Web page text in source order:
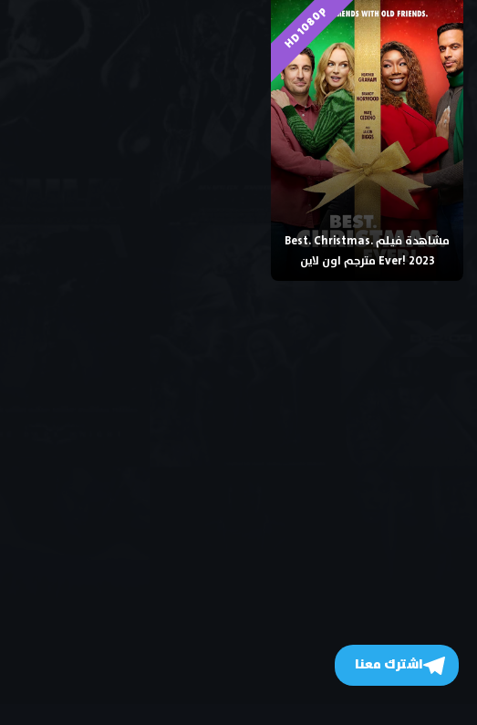
HD 1080p
مشاهدة فيلم Best. Christmas.
Ever! 2023 مترجم اون لاين
اشترك معنا